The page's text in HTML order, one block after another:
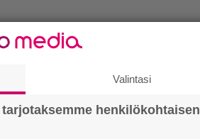
puhutaan!
sähköpostiin
Valintasi
henkilökohtaisen